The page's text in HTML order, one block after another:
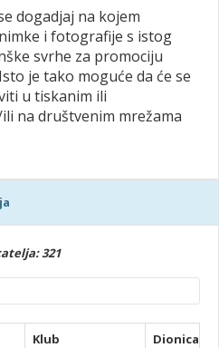
dogadjaj na kojem
i fotografije s istog
svrhe za promociju
je tako moguće da će se
u tiskanim ili
na društvenim mrežama
321
Klub
Dionica